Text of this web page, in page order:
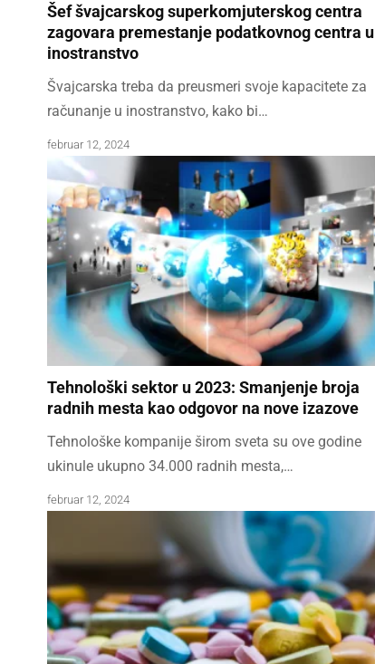
Šef švajcarskog superkomjuterskog centra
zagovara premestanje podatkovnog centra u
inostranstvo
Švajcarska treba da preusmeri svoje kapacitete za
računanje u inostranstvo, kako bi…
februar 12, 2024
Tehnološki sektor u 2023: Smanjenje broja
radnih mesta kao odgovor na nove izazove
Tehnološke kompanije širom sveta su ove godine
ukinule ukupno 34.000 radnih mesta,…
februar 12, 2024